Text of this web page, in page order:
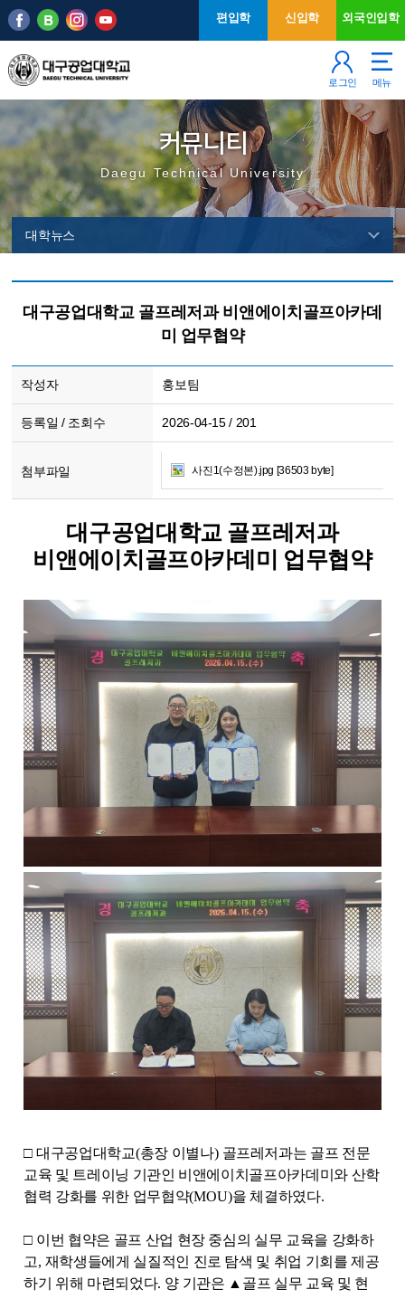
주메뉴
본문 바로가기
편입학 신입학 외국인입학
로그인 메뉴
커뮤니티
Daegu Technical University
대학뉴스
대구공업대학교 골프레저과 비앤에이치골프아카데
미 업무협약
작성자 홍보팀
등록일 / 조회수 2026-04-15 / 201
첨부파일 사진1(수정본).jpg [36503 byte]
대구공업대학교 골프레저과
비앤에이치골프아카데미 업무협약
□대구공업대학교(총장 이별나) 골프레저과는 골프 전문
교육 및 트레이닝 기관인 비앤에이치골프아카데미와 산학
협력 강화를 위한 업무협약(MOU)을 체결하였다.
□ 이번 협약은 골프 산업 현장 중심의 실무 교육을 강화하
고, 재학생들에게 실질적인 진로 탐색 및 취업 기회를 제공
하기 위해 마련되었다. 양 기관은 ▲ 골프 실무 교육 및 현